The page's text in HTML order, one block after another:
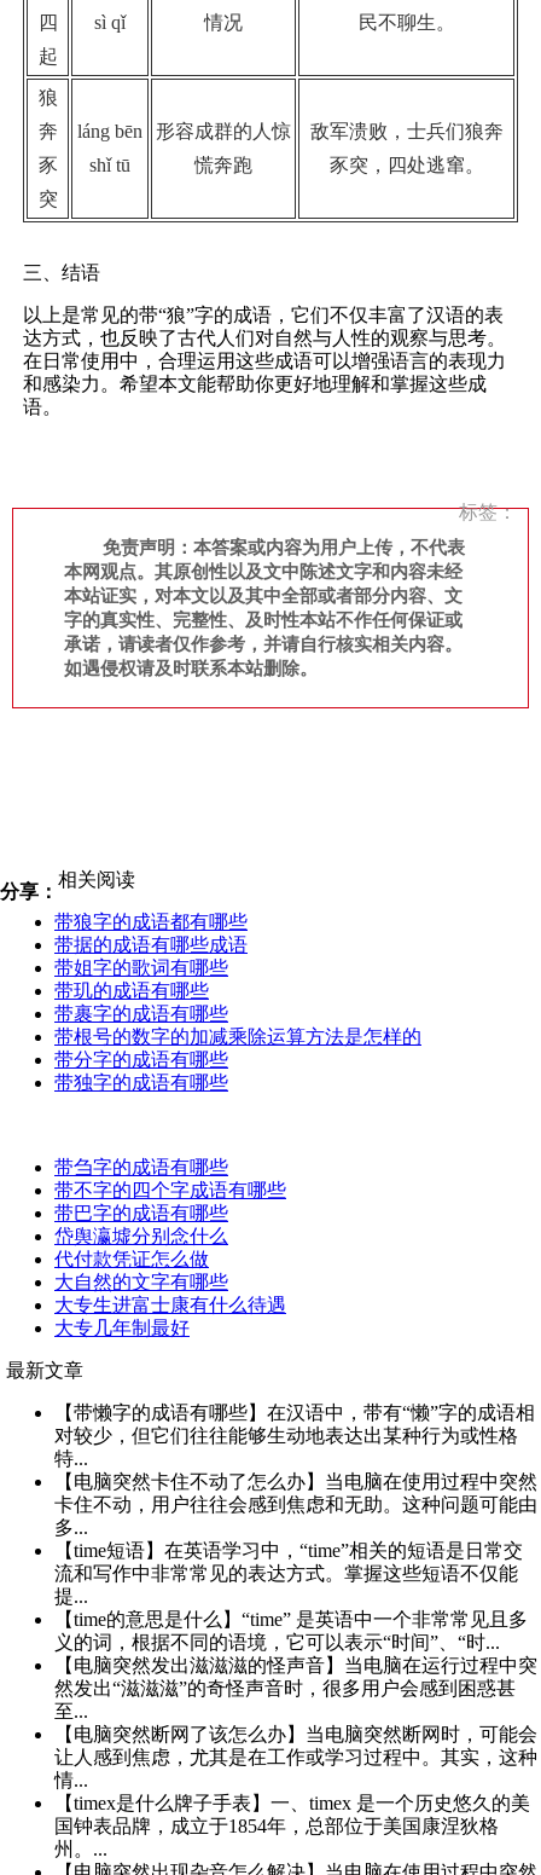
四
起
sì qǐ
情况
民不聊生。
狼
奔
豕
突
láng bēn
shǐ tū
形容成群的人惊
慌奔跑
敌军溃败，士兵们狼奔
豕突，四处逃窜。
三、结语
以上是常见的带“狼”字的成语，它们不仅丰富了汉语的表
达方式，也反映了古代人们对自然与人性的观察与思考。
在日常使用中，合理运用这些成语可以增强语言的表现力
和感染力。希望本文能帮助你更好地理解和掌握这些成
语。
标签：
免责声明：本答案或内容为用户上传，不代表
本网观点。其原创性以及文中陈述文字和内容未经
本站证实，对本文以及其中全部或者部分内容、文
字的真实性、完整性、及时性本站不作任何保证或
承诺，请读者仅作参考，并请自行核实相关内容。
如遇侵权请及时联系本站删除。
分享：
相关阅读
带狼字的成语都有哪些
带据的成语有哪些成语
带姐字的歌词有哪些
带玑的成语有哪些
带裹字的成语有哪些
带根号的数字的加减乘除运算方法是怎样的
带分字的成语有哪些
带独字的成语有哪些
带刍字的成语有哪些
带不字的四个字成语有哪些
带巴字的成语有哪些
岱舆瀛墟分别念什么
代付款凭证怎么做
大自然的文字有哪些
大专生进富士康有什么待遇
大专几年制最好
最新文章
【带懒字的成语有哪些】在汉语中，带有“懒”字的成语相
对较少，但它们往往能够生动地表达出某种行为或性格
特...
【电脑突然卡住不动了怎么办】当电脑在使用过程中突然
卡住不动，用户往往会感到焦虑和无助。这种问题可能由
多...
【time短语】在英语学习中，“time”相关的短语是日常交
流和写作中非常常见的表达方式。掌握这些短语不仅能
提...
【time的意思是什么】“time” 是英语中一个非常常见且多
义的词，根据不同的语境，它可以表示“时间”、“时...
【电脑突然发出滋滋滋的怪声音】当电脑在运行过程中突
然发出“滋滋滋”的奇怪声音时，很多用户会感到困惑甚
至...
【电脑突然断网了该怎么办】当电脑突然断网时，可能会
让人感到焦虑，尤其是在工作或学习过程中。其实，这种
情...
【timex是什么牌子手表】一、timex 是一个历史悠久的美
国钟表品牌，成立于1854年，总部位于美国康涅狄格
州。...